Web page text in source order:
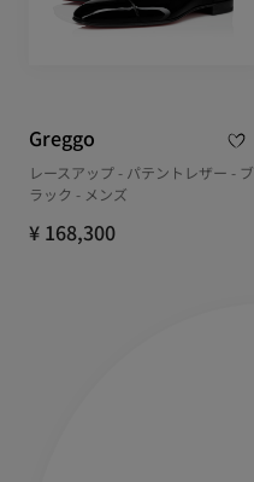
Greggo
レースアップ - パテントレザー - ブ
ラック - メンズ
¥ 168,300